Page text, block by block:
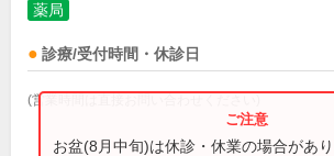
薬局
診療/受付時間・休診日
(営業時間は直接お問い合わせください)
お盆(8月中旬)は休診・休業の場合があ